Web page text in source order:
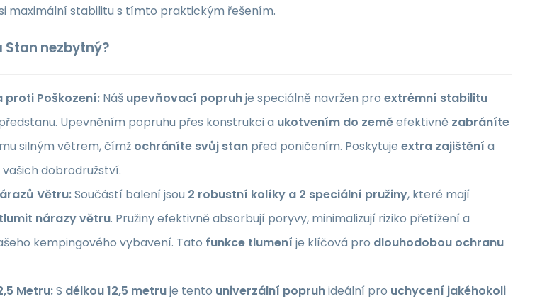
maximální stabilitu s tímto praktickým řešením.
Stan nezbytný?
proti Poškození: Náš upevňovací popruhje speciálně navržen pro extrémní stabilitu
Upevněním popruhu přes konstrukci a ukotvením do zeměefektivně zabráníte
silným větrem, čímž ochráníte svůj stan před poničením. Poskytuje extra zajištění a
dobrodružství.
Větru:Součástí balení jsou 2 robustní kolíky a 2 speciální pružiny, které mají
tlumit nárazy větru. Pružiny efektivně absorbují poryvy, minimalizují riziko přetížení a
kempingového vybavení. Tato funkce tlumení je klíčová pro dlouhodobou ochranu
Metru:S délkou 12,5 metruje tento univerzální popruhideální pro uchycení jakéhokoli